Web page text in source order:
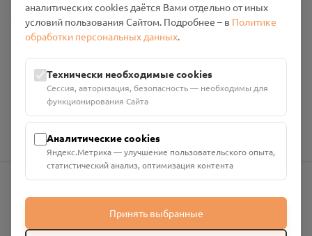
Общество с ограниченной ответственностью «Смоленский
Проект Помним»
Юридический адрес: 216790, Смоленская область, р-н
Руднянский, г. Рудня, улица Западная, д. 26А, пом. 18
Номер счёта: 40702810901130004287 в АО "АЛЬФА-БАНК"
Кор. счёт: 30101810200000000593
info@pomnim.online
аналитических cookies даётся Вами отдельно от иных
условий пользования Сайтом. Подробнее – в Политике
обработки персональных данных.
Технически необходимые cookies
Сессия, авторизация, безопасность — необходимы для
функционирования Сайта
Аналитические cookies
Яндекс.Метрика — улучшение пользовательского опыта,
статистический анализ, оптимизация контента
Принять выбранные